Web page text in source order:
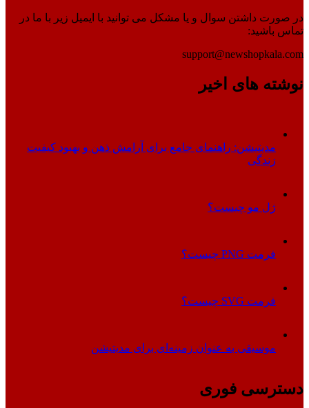
در صورت داشتن سوال و یا مشکل می توانید با ایمیل زیر با ما در
تماس باشید:
support@newshopkala.com
نوشته های اخیر
مدیتیشن: راهنمای جامع برای آرامش ذهن و بهبود کیفیت
زندگی
ژل مو چیست؟
فرمت PNG چیست؟
فرمت SVG چیست؟
موسیقی به عنوان زمینه‌ای برای مدیتیشن
دسترسی فوری